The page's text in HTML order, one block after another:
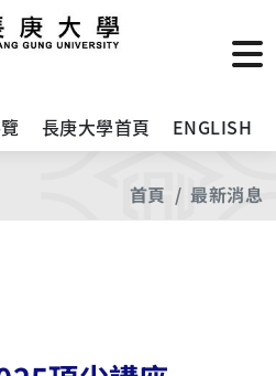
長庚大學首頁 ENGLISH
首頁 最新消息